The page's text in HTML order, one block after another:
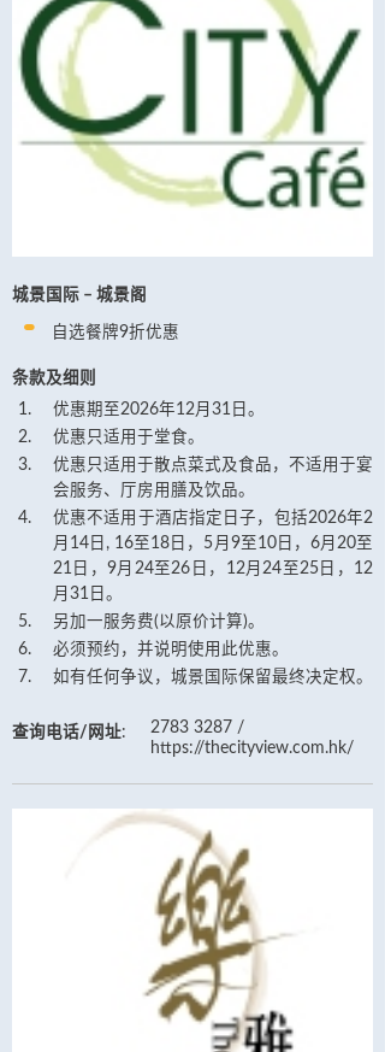
城景国际 – 城景阁
自选餐牌9折优惠
条款及细则
优惠期至2026年12月31日。
优惠只适用于堂食。
优惠只适用于散点菜式及食品，不适用于宴
会服务、厅房用膳及饮品。
优惠不适用于酒店指定日子，包括2026年2
月14日, 16至18日，5月9至10日，6月20至
21日，9月24至26日，12月24至25日，12
月31日。
另加一服务费(以原价计算)。
必须预约，并说明使用此优惠。
如有任何争议，城景国际保留最终决定权。
查询电话/网址:
2783 3287 /
https://thecityview.com.hk/